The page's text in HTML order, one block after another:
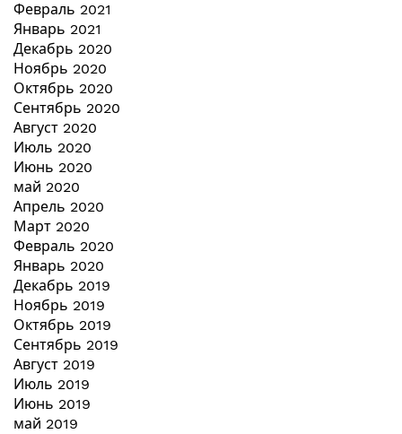
Февраль 2021
Январь 2021
Декабрь 2020
Ноябрь 2020
Октябрь 2020
Сентябрь 2020
Август 2020
Июль 2020
Июнь 2020
май 2020
Апрель 2020
Март 2020
Февраль 2020
Январь 2020
Декабрь 2019
Ноябрь 2019
Октябрь 2019
Сентябрь 2019
Август 2019
Июль 2019
Июнь 2019
май 2019